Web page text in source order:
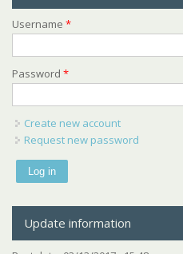
Username *
Password *
Create new account
Request new password
Update information